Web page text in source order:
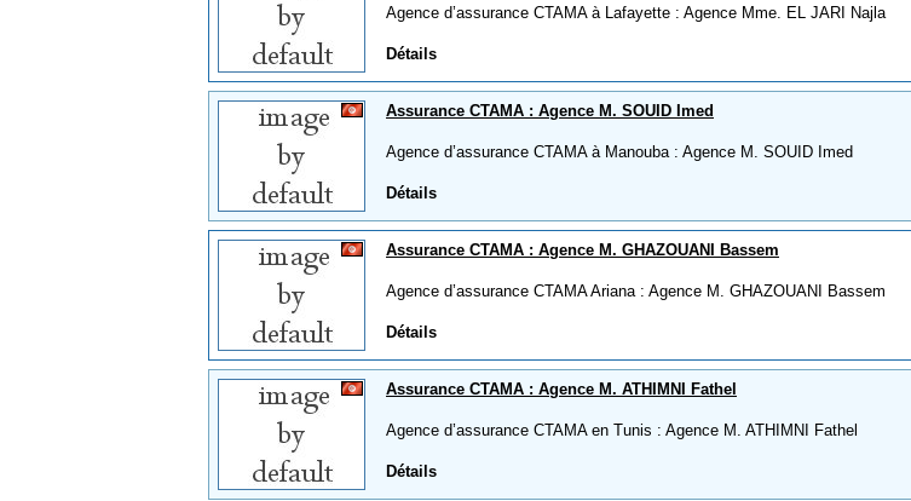
Agence d’assurance CTAMA à Lafayette : Agence Mme. EL JARI Najla
Détails
Assurance CTAMA : Agence M. SOUID Imed
Agence d’assurance CTAMA à Manouba : Agence M. SOUID Imed
Détails
Assurance CTAMA : Agence M. GHAZOUANI Bassem
Agence d’assurance CTAMA Ariana : Agence M. GHAZOUANI Bassem
Détails
Assurance CTAMA : Agence M. ATHIMNI Fathel
Agence d’assurance CTAMA en Tunis : Agence M. ATHIMNI Fathel
Détails